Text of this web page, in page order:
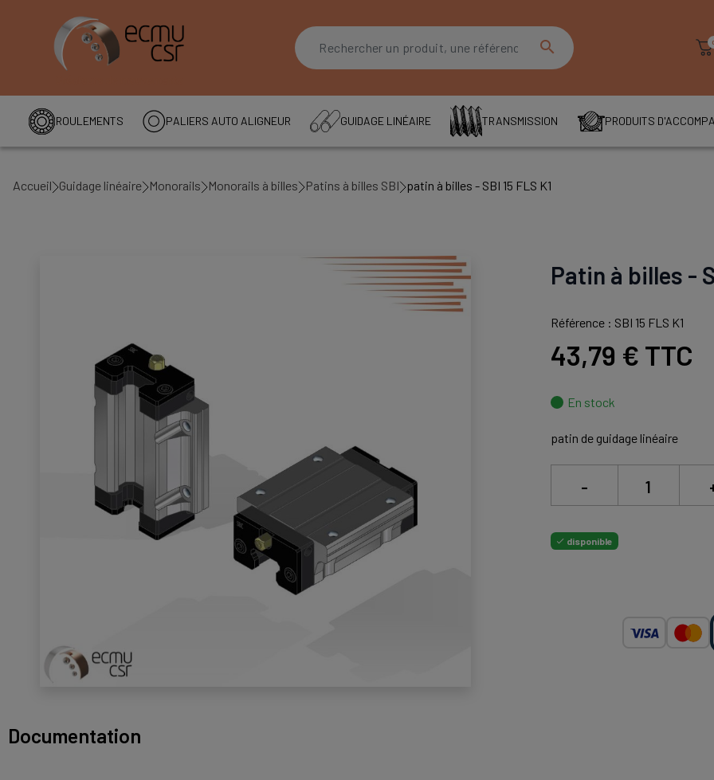
search
ROULEMENTS PALIERS AUTO ALIGNEUR GUIDAGE LINÉAIRE TRANSMISSION PRODUITS
Accueil Guidage linéaire Monorails Monorails à billes Patins à billes SBI patin à billes - SBI 15 FLS K1
Patin à billes -
Référence : SBI 15 FLS K1
43,79 € TTC
En stock
patin de guidage linéaire
-
 disponible
Documentation